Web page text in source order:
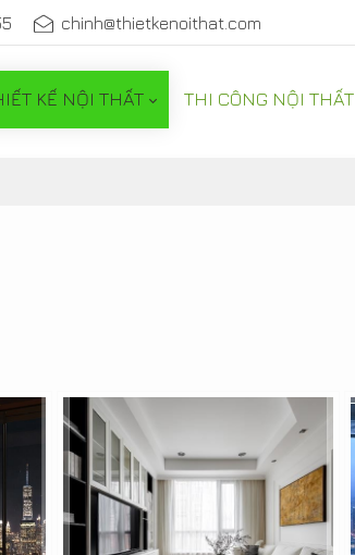
chinh@thietkenoithat.com
KẾ NỘI THẤT THI CÔNG NỘI THẤT